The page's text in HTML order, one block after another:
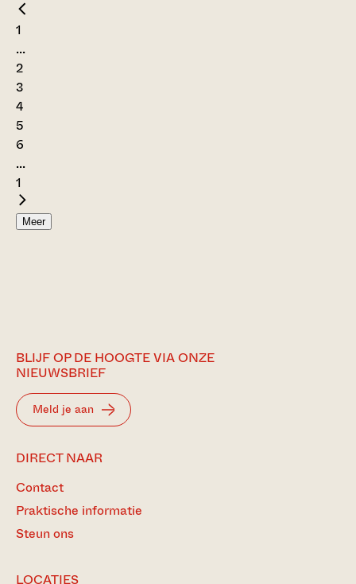
1
...
2
3
4
5
6
...
1
Meer
BLIJF OP DE HOOGTE VIA ONZE
NIEUWSBRIEF
Meld je aan
DIRECT NAAR
Contact
Praktische informatie
Steun ons
LOCATIES